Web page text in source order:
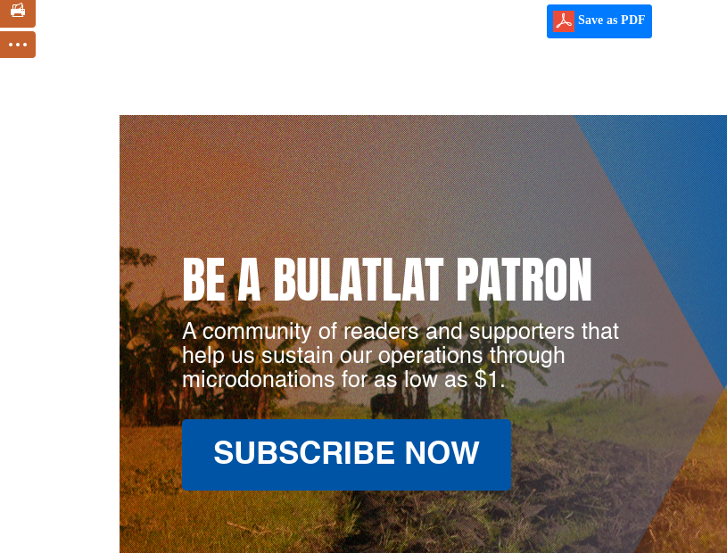
Save as PDF
BE A BULATLAT PATRON
A community of readers and supporters that
help us sustain our operations through
microdonations for as low as $1.
SUBSCRIBE NOW